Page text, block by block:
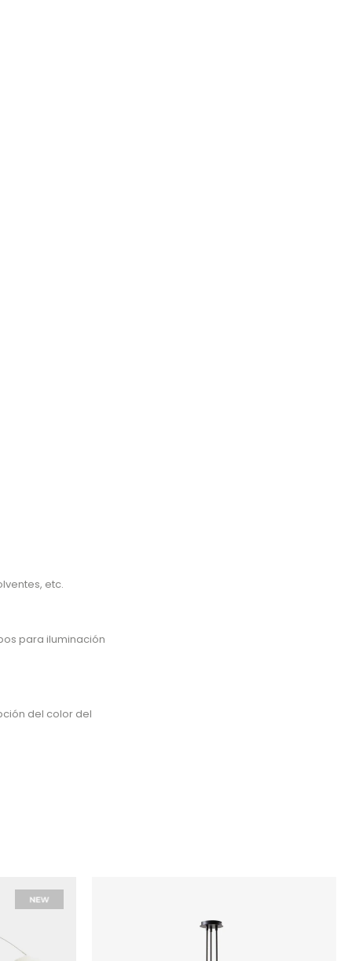
etc.
para iluminación
del color del